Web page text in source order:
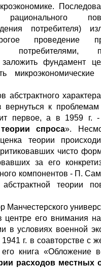
потребителя)
проведение
потребителями,
фундамент
абстрактного
к
первое, а в 1959 г. -
спроса».
теории
чисто
за его
компонентов - П.
теории
Манчестерского
его внимания
в условиях военной
г. в соавторстве с
книга «Обложение
расходов местных